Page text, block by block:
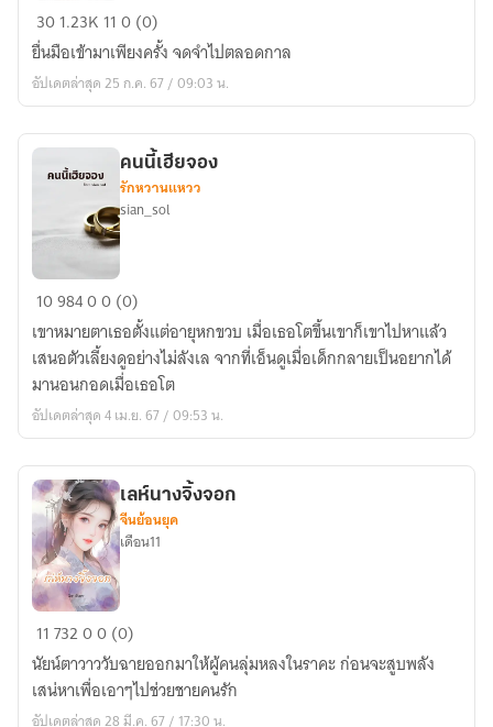
แค่
เพียง
ท่าน
301.23K 110 (0)
ยื่นมือเข้ามาเพียงครั้ง จดจำไปตลอดกาล
อัปเดตล่าสุด 25 ก.ค. 67 / 09:03 น.
คน
เฮีย
จอง
คนนี้เฮียจอง
รักหวานแหวว
sian_sol
1098400 (0)
เขาหมายตาเธอตั้งแต่อายุหกขวบ เมื่อเธอโตขึ้นเขาก็เขาไปหาแล้ว
เสนอตัวเลี้ยงดูอย่างไม่ลังเล จากที่เอ็นดูเมื่อเด็กกลายเป็นอยากได้
มานอนกอดเมื่อเธอโต
อัปเดตล่าสุด 4 เม.ย. 67 / 09:53 น.
เลห์
นาง
จิ้งจอก
เลห์นางจิ้งจอก
จีนย้อนยุค
เดือน11
1173200 (0)
นัยน์ตาวาววับฉายออกมาให้ผู้คนลุ่มหลงในราคะ ก่อนจะสูบพลัง
เสน่หาเพื่อเอาๆไปช่วยชายคนรัก
อัปเดตล่าสุด 28 มี.ค. 67 / 17:30 น.